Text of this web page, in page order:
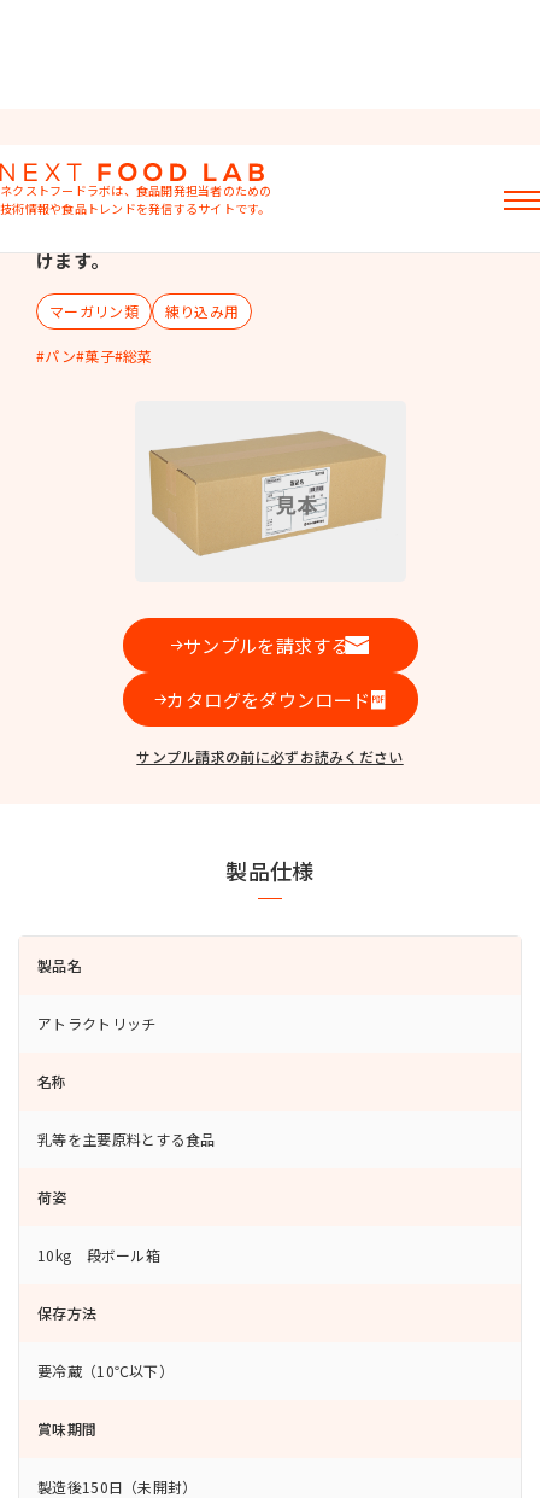
MIYOSHI MIRAI PLATFORM
ミヨシ油脂 コーポレートサイト
ネクストフードラボは、食品開発担当者のための
技術情報や食品トレンドを発信するサイトです。
おすすめキーワード
植物性ミルク 食感改良
記事
製品情報
レシピ
イベント・セミナー
アトラクトリッチ
バター25％を含む乳脂肪分50％配合、バターの濃厚な
けます。
マーガリン類 練り込み用
パン 菓子 総菜
サンプルを請求する
カタログをダウンロード
サンプル請求の前に必ずお読みください
製品仕様
製品名
アトラクトリッチ
名称
乳等を主要原料とする食品
荷姿
10kg 段ボール箱
保存方法
要冷蔵（10℃以下）
賞味期間
製造後150日（未開封）